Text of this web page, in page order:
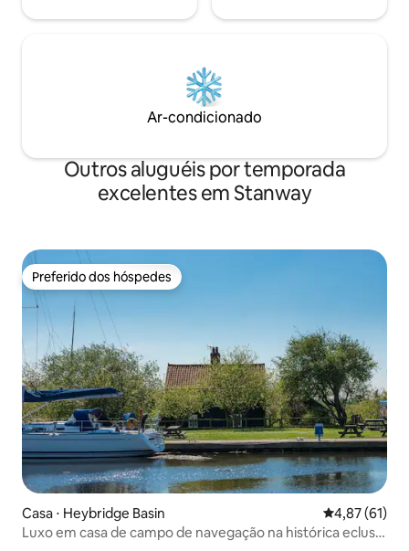
Ar-condicionado
Outros aluguéis por temporada
excelentes em Stanway
Preferido dos hóspedes
Preferido dos hóspedes
Casa ⋅ Heybridge Basin 4,87 de uma
4,87 (61)
Luxo em casa de campo de navegação na histórica eclusa